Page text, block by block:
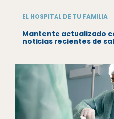
EL HOSPITAL DE TU FAMILIA
Mantente actualizado
noticias recientes de